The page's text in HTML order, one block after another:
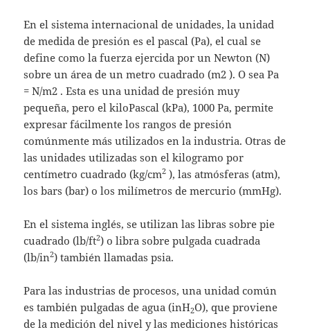
En el sistema internacional de unidades, la unidad
de medida de presión es el pascal (Pa), el cual se
define como la fuerza ejercida por un Newton (N)
sobre un área de un metro cuadrado (m2 ). O sea Pa
= N/m2 . Esta es una unidad de presión muy
pequeña, pero el kiloPascal (kPa), 1000 Pa, permite
expresar fácilmente los rangos de presión
comúnmente más utilizados en la industria. Otras de
las unidades utilizadas son el kilogramo por
centímetro cuadrado (kg/cm2 ), las atmósferas (atm),
los bars (bar) o los milímetros de mercurio (mmHg).
En el sistema inglés, se utilizan las libras sobre pie
cuadrado (lb/ft2) o libra sobre pulgada cuadrada
(lb/in2) también llamadas psia.
Para las industrias de procesos, una unidad común
es también pulgadas de agua (inH2O), que proviene
de la medición del nivel y las mediciones históricas